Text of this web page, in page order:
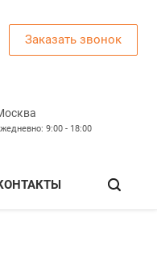
Заказать звонок
9:00 - 18:00